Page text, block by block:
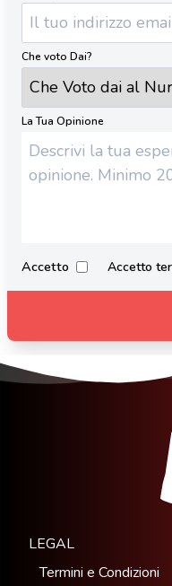
Che voto Dai?
La Tua Opinione
Accetto Accetto
LEGAL
Termini e Condizioni